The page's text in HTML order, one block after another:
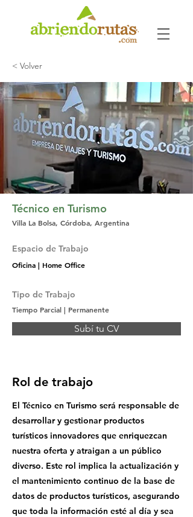
< Volver
Técnico en Turismo
Villa La Bolsa, Córdoba, Argentina
Espacio de Trabajo
Oficina | Home Office
Tipo de Trabajo
Tiempo Parcial | Permanente
Subí tu CV
Rol de trabajo
El Técnico en Turismo será responsable de
desarrollar y gestionar productos
turísticos innovadores que enriquezcan
nuestra oferta y atraigan a un público
diverso. Este rol implica la actualización y
el mantenimiento continuo de la base de
datos de productos turísticos, asegurando
que toda la información esté al día y sea